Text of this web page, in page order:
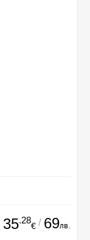
35.28
€ / 69лв.